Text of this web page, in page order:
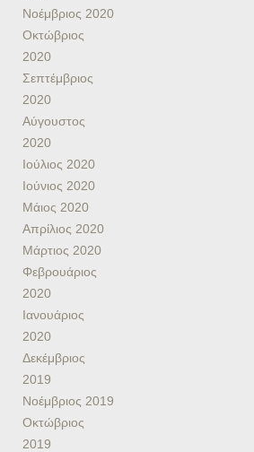
Νοέμβριος 2020
Οκτώβριος
2020
Σεπτέμβριος
2020
Αύγουστος
2020
Ιούλιος 2020
Ιούνιος 2020
Μάιος 2020
Απρίλιος 2020
Μάρτιος 2020
Φεβρουάριος
2020
Ιανουάριος
2020
Δεκέμβριος
2019
Νοέμβριος 2019
Οκτώβριος
2019